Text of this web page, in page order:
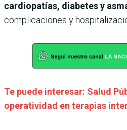
cardiopatías, diabetes y
complicaciones y
Te puede interesar: Salud
operatividad en terapias